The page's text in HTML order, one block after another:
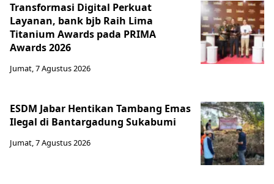
Transformasi Digital Perkuat
Layanan, bank bjb Raih Lima
Titanium Awards pada PRIMA
Awards 2026
Jumat, 7 Agustus 2026
ESDM Jabar Hentikan Tambang Emas
Ilegal di Bantargadung Sukabumi
Jumat, 7 Agustus 2026